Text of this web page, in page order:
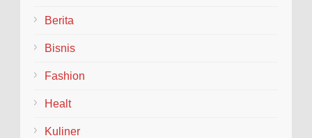
Berita
Bisnis
Fashion
Healt
Kuliner